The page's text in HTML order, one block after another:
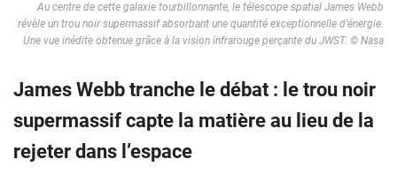
Au centre de cette galaxie tourbillonnante, le télescope spatial James Webb
révèle un trou noir supermassif absorbant une quantité exceptionnelle d’énergie.
Une vue inédite obtenue grâce à la vision infrarouge perçante du JWST. © Nasa
James Webb tranche le débat : le trou noir
supermassif capte la matière au lieu de la
rejeter dans l’espace